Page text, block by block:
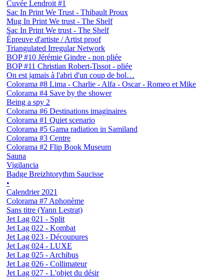
Cuvée Lendroit #1
Sac In Print We Trust - Thibault Proux
Mug In Print We trust - The Shelf
Sac In Print We trust - The Shelf
Épreuve d'artiste / Artist proof
Triangulated Irregular Network
BOP #10 Jérémie Gindre - non pliée
BOP #11 Christian Robert-Tissot - pliée
On est jamais à l'abri d'un coup de bol…
Colorama #8 Lima - Charlie - Alfa - Oscar - Romeo et Mike
Colorama #4 Save by the shower
Being a spy 2
Colorama #6 Destinations imaginaires
Colorama #1 Quiet scenario
Colorama #5 Gama radiation in Samiland
Colorama #3 Centre
Colorama #2 Flip Book Museum
Sauna
Vigilancia
Badge Breizhtorythm Saucisse
•
Calendrier 2021
Colorama #7 Aphonème
Sans titre (Yann Lestrat)
Jet Lag 021 - Split
Jet Lag 022 - Kombat
Jet Lag 023 - Découpures
Jet Lag 024 - LUXE
Jet Lag 025 - Archibus
Jet Lag 026 - Collimateur
Jet Lag 027 - L'objet du désir